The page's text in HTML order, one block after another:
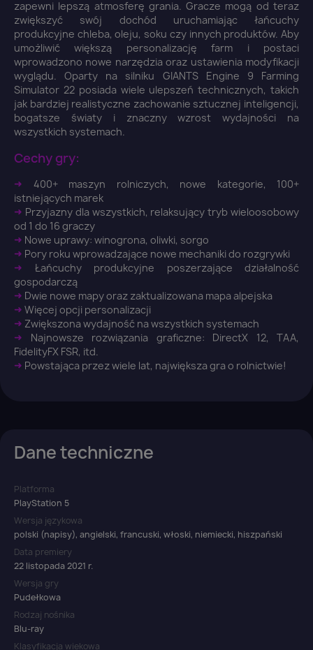
zapewni lepszą atmosferę grania. Gracze mogą od teraz
zwiększyć swój dochód uruchamiając łańcuchy
produkcyjne chleba, oleju, soku czy innych produktów. Aby
umożliwić większą personalizację farm i postaci
wprowadzono nowe narzędzia oraz ustawienia modyfikacji
wyglądu. Oparty na silniku GIANTS Engine 9 Farming
Simulator 22 posiada wiele ulepszeń technicznych, takich
jak bardziej realistyczne zachowanie sztucznej inteligencji,
bogatsze światy i znaczny wzrost wydajności na
wszystkich systemach.
Cechy gry:
➜ 400+ maszyn rolniczych, nowe kategorie, 100+
istniejących marek
➜ Przyjazny dla wszystkich, relaksujący tryb wieloosobowy
od 1 do 16 graczy
➜ Nowe uprawy: winogrona, oliwki, sorgo
➜ Pory roku wprowadzające nowe mechaniki do rozgrywki
➜ Łańcuchy produkcyjne poszerzające działalność
gospodarczą
➜ Dwie nowe mapy oraz zaktualizowana mapa alpejska
➜ Więcej opcji personalizacji
➜ Zwiększona wydajność na wszystkich systemach
➜ Najnowsze rozwiązania graficzne: DirectX 12, TAA,
FidelityFX FSR, itd.
➜ Powstająca przez wiele lat, największa gra o rolnictwie!
Dane techniczne
Platforma
PlayStation 5
Wersja językowa
polski (napisy), angielski, francuski, włoski, niemiecki, hiszpański
Data premiery
22 listopada 2021 r.
Wersja gry
Pudełkowa
Rodzaj nośnika
Blu-ray
Klasyfikacja wiekowa
Zaloguj się ×
You need to be logged in to save products in your
wish list.
Anuluj Zaloguj się